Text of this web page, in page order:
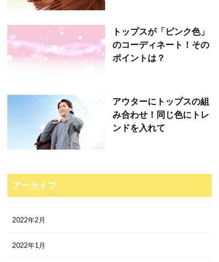
トップスが「ピンク色」
のコーディネート！その
ポイントは？
アウターにトップスの組
み合わせ！同じ色にトレ
ンドを入れて
アーカイブ
2022年2月
2022年1月